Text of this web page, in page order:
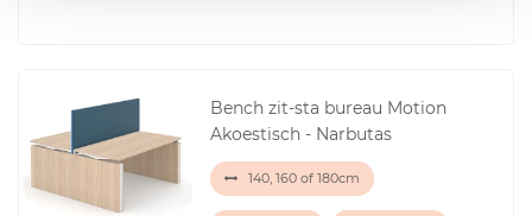
Bench zit-sta bureau Motion
Akoestisch - Narbutas
140, 160 of 180cm